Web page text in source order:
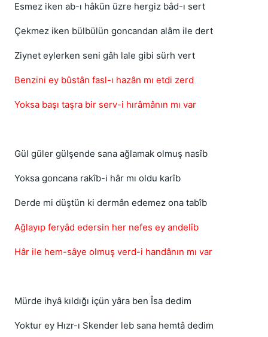
Esmez iken ab-ı hâkün üzre hergiz bâd-ı sert
Çekmez iken bülbülün goncandan alâm ile dert
Ziynet eylerken seni gâh lale gibi sürh vert
Benzini ey bûstân fasl-ı hazân mı etdi zerd
Yoksa başı taşra bir serv-i hırâmânın mı var
Gül güler gülşende sana ağlamak olmuş nasîb
Yoksa goncana rakîb-i hâr mı oldu karîb
Derde mi düştün ki dermân edemez ona tabîb
Ağlayıp feryâd edersin her nefes ey andelîb
Hâr ile hem-sâye olmuş verd-i handânın mı var
Mürde ihyâ kıldığı içün yâra ben Îsa dedim
Yoktur ey Hızr-ı Skender leb sana hemtâ dedim